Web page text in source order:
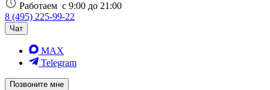
Работаем с 9:00 до 21:00
8 (495) 225-99-22
Чат
MAX
Telegram
Позвоните мне